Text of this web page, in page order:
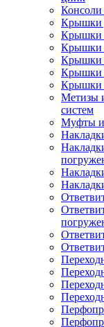
Крышки
Крышки
Крышки
Крышки
Крышки
Крышки
Метизы
систем
Муфты и